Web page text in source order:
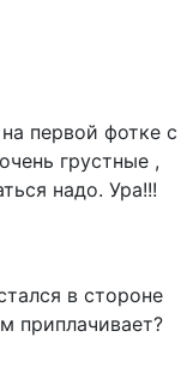
первой фотке с
грустные ,
надо. Ура!!!
в стороне
приплачивает?